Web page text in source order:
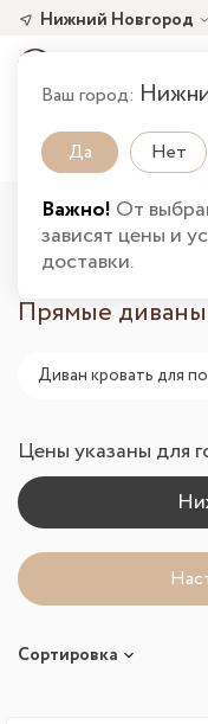
Нижний Новгород
Ваш город:
Да Нет
Важно! От
зависят цены и
доставки.
Главная Каталог
Диваны прямые в
Прямые диваны
Диван кровать для
Цены указаны для
Сортировка